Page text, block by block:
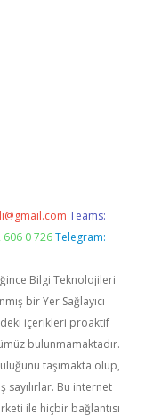
Teams:
0 726 Telegram:
Bilgi Teknolojileri
bir Yer Sağlayıcı
içerikleri proaktif
bulunmamaktadır.
taşımakta olup,
Bu internet
ile hiçbir bağlantısı